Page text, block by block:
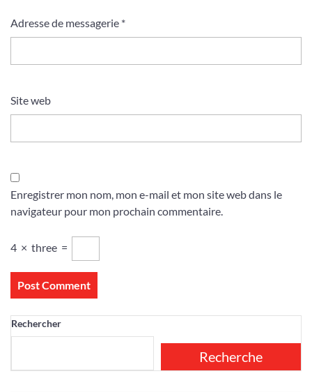
Adresse de messagerie *
Site web
Enregistrer mon nom, mon e-mail et mon site web dans le
navigateur pour mon prochain commentaire.
4 × three =
Rechercher
Recherche